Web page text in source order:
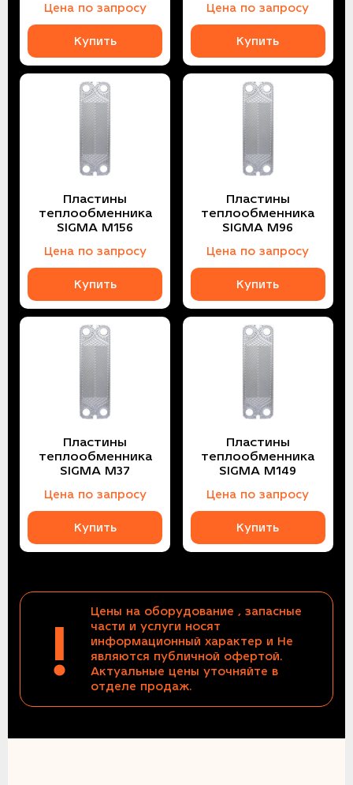
Цена по запросу
Купить
Цена по запросу
Купить
Пластины
теплообменника
SIGMA M156
Цена по запросу
Купить
Пластины
теплообменника
SIGMA M96
Цена по запросу
Купить
Пластины
теплообменника
SIGMA M37
Цена по запросу
Купить
Пластины
теплообменника
SIGMA M149
Цена по запросу
Купить
!
Цены на оборудование , запасные
части и услуги носят
информационный характер и Не
являются публичной офертой.
Актуальные цены уточняйте в
отделе продаж.